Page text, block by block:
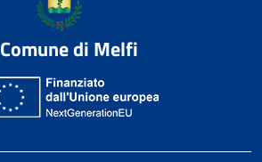
Comune di Melfi